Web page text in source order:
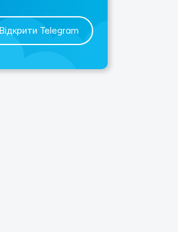
Відкрити Telegram